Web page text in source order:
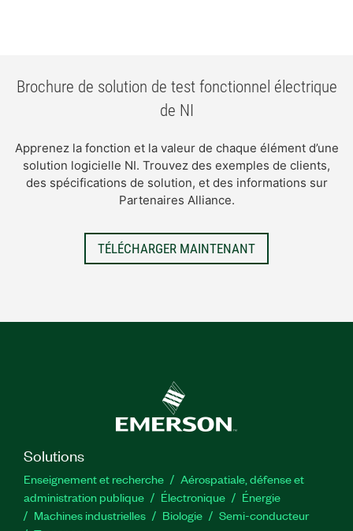
Brochure de solution de test fonctionnel électrique
de NI
Apprenez la fonction et la valeur de chaque élément d’une
solution logicielle NI. Trouvez des exemples de clients,
des spécifications de solution, et des informations sur
Partenaires Alliance.
TÉLÉCHARGER MAINTENANT
Solutions
Enseignement et recherche
Aérospatiale, défense et
administration publique
Électronique
Énergie​
Machines industrielles
Biologie
Semi-conducteur